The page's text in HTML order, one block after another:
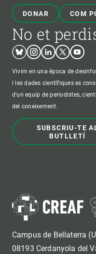
DONAR COM
No et
BlueskyInstagram
LinkedinTwitterYoutube
Vivim en una època de
i les dades científiques es
d'un equip de periodistes,
del coneixement.
SUBSCRIU-TE
BUTLLETÍ
Campus de Bellaterra
08193 Cerdanyola del